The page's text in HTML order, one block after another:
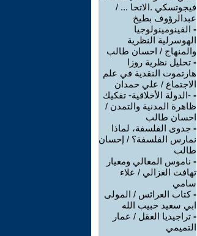
فيجوتسكي .الاتحا ... /
عبدالرؤوف بطيخ
- الفينومينولوجيا
الهوسرلية النظرية
والمنهاج / احسان طالب
- تحليل نظرية روزا
هارتموت النقدية في علم
الاجتماع / علي حمدان
- -الدولة الأخلاقية- تفكيك
ظاهرة المدنية والتمدن /
احسان طالب
- جدوى الفلسفة، لماذا
نمارس الفلسفة؟ / إحسان
طالب
- ناموس المعالي ومعيار
تهافت الغزالي / علاء
سامي
-كتاب العرائس / المولى
ابي سعيد حبيب الله
- تراجيديا العقل / عمار
التميمي